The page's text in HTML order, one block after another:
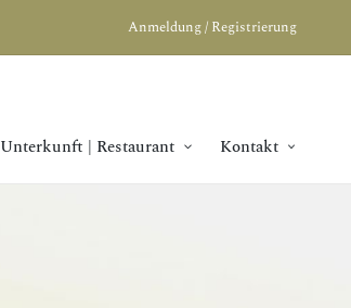
Anmeldung / Registrierung
Unterkunft | Restaurant Kontakt